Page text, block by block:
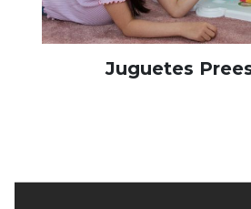
Juguetes